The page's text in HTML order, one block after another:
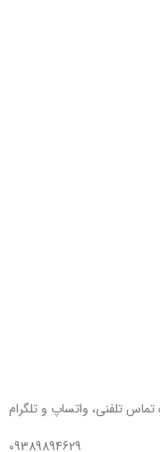
تماس تلفنی، واتساپ و تلگرام
09389894629